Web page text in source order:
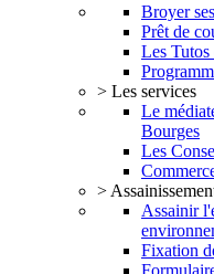
Broyer
Prêt de
Les
> Les services
Le
Bourges
Les
>
Assainir
Fixation